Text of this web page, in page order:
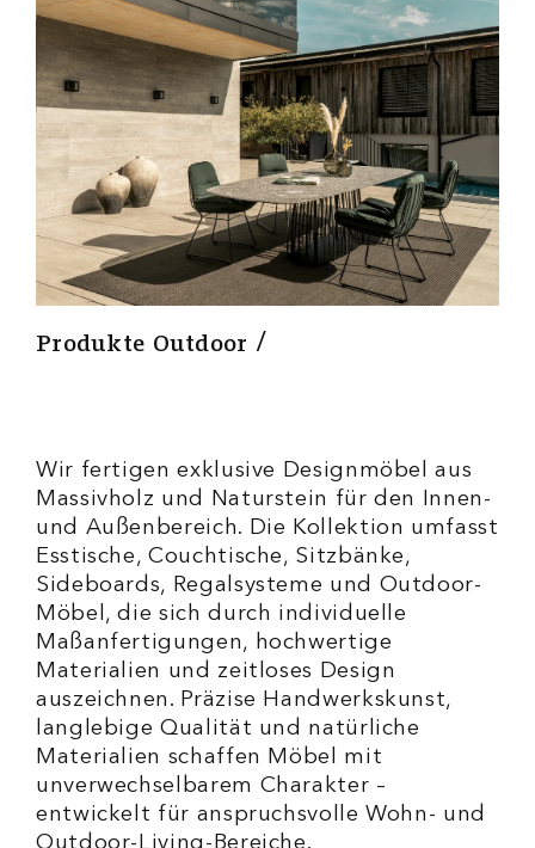
Produkte Outdoor
Wir fertigen exklusive Designmöbel aus
Massivholz und Naturstein für den Innen-
und Außenbereich. Die Kollektion umfasst
Esstische, Couchtische, Sitzbänke,
Sideboards, Regalsysteme und Outdoor-
Möbel, die sich durch individuelle
Maßanfertigungen, hochwertige
Materialien und zeitloses Design
auszeichnen. Präzise Handwerkskunst,
langlebige Qualität und natürliche
Materialien schaffen Möbel mit
unverwechselbarem Charakter –
entwickelt für anspruchsvolle Wohn- und
Outdoor-Living-Bereiche.